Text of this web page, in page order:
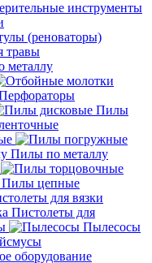
инструменты
(реноваторы)
травы
Пилы
Пилы по металлу
Пилы цепные
для вязки
Пистолеты для
Пылесосы
оборудование